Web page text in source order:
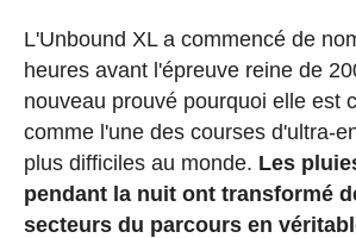
L'Unbound XL a commencé de
heures avant l'épreuve reine de
nouveau prouvé pourquoi elle est
comme l'une des courses d'ultra-
plus difficiles au monde. Les
pendant la nuit ont transformé
secteurs du parcours en